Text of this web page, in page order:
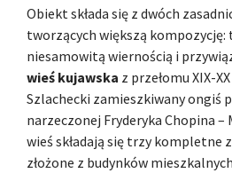
Obiekt składa się z dwóch
tworzących większą
niesamowitą wiernością i
wieś kujawska z przełomu XIX-
Szlachecki zamieszkiwany ongiś
narzeczonej Fryderyka Chopina –
wieś składają się trzy kompletne
złożone z budynków